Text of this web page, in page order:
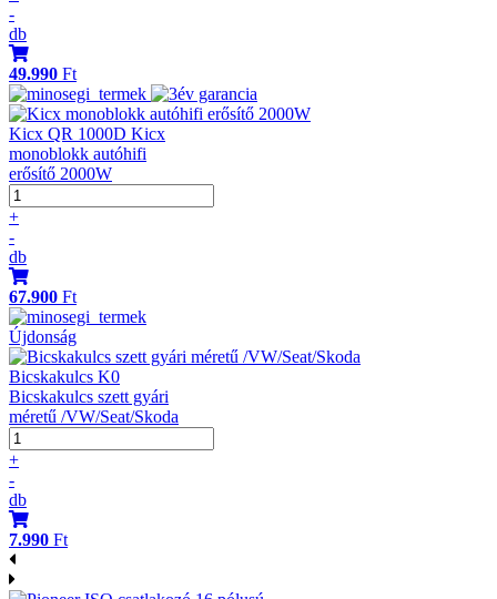
-
db
49.990 Ft
Kicx QR 1000D Kicx
monoblokk autóhifi
erősítő 2000W
+
-
db
67.900 Ft
Újdonság
Bicskakulcs K0
Bicskakulcs szett gyári
méretű /VW/Seat/Skoda
+
-
db
7.990 Ft